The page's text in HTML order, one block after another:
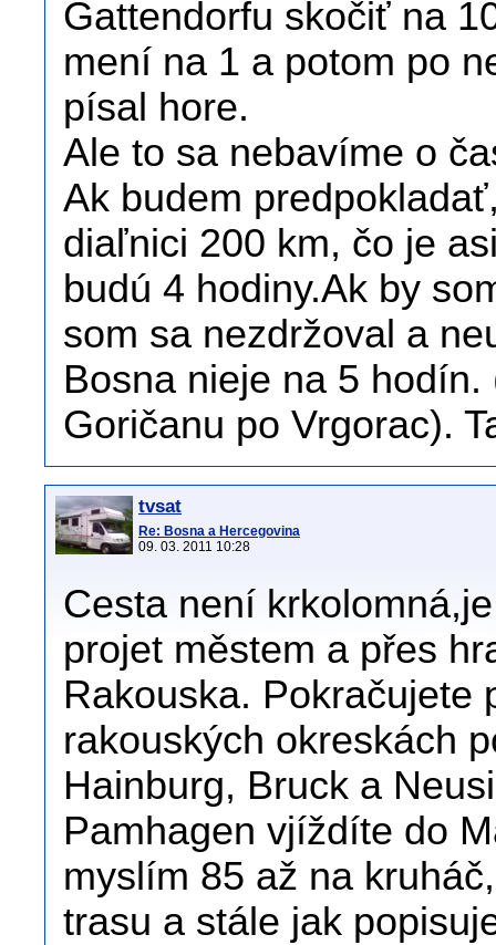
Gattendorfu skočiť na
mení na 1 a potom po
písal hore.
Ale to sa nebavíme o
Ak budem
diaľnici 200 km, čo je
budú 4 hodiny.Ak by
som sa nezdržoval a
Bosna nieje na 5
Goričanu po Vrgorac).
tvsat
Re: Bosna a Hercegovina
09. 03. 2011 10:28
Cesta není
projet městem a přes
Rakouska. Pokračujete
rakouských okreskách
Hainburg, Bruck a
Pamhagen vjíždíte do
myslím 85 až na
trasu a stále jak